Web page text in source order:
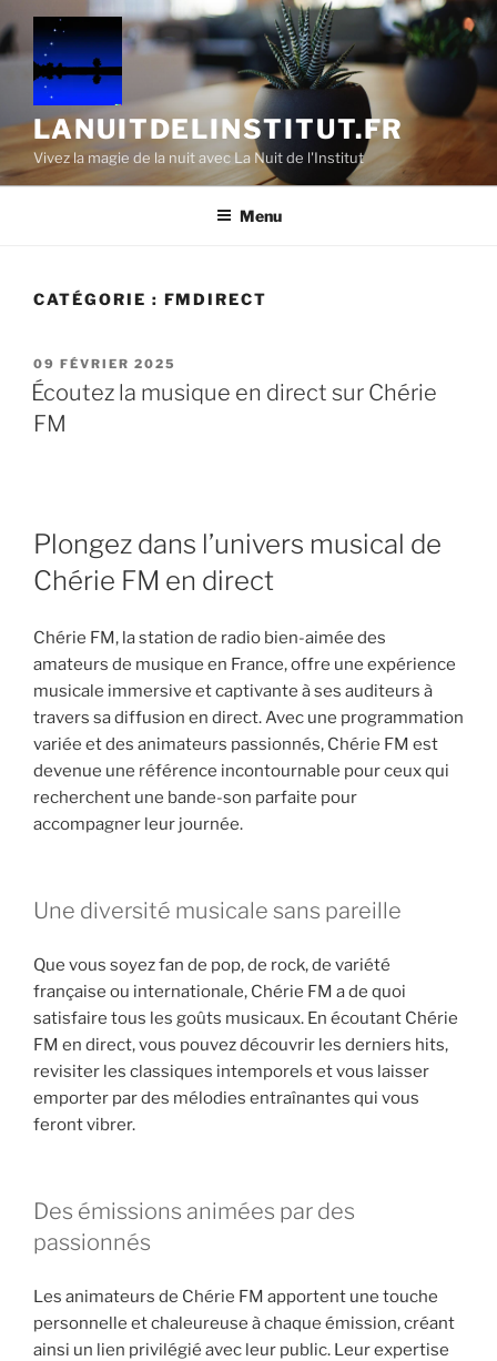
Aller
au
contenu
principal
LANUITDELINSTITUT.FR
Vivez la magie de la nuit avec La Nuit de l'Institut
Menu
CATÉGORIE : FMDIRECT
PUBLIÉ
LE
09 FÉVRIER 2025
Écoutez la musique en direct sur Chérie
FM
Plongez dans l’univers musical de
Chérie FM en direct
Chérie FM, la station de radio bien-aimée des
amateurs de musique en France, offre une expérience
musicale immersive et captivante à ses auditeurs à
travers sa diffusion en direct. Avec une programmation
variée et des animateurs passionnés, Chérie FM est
devenue une référence incontournable pour ceux qui
recherchent une bande-son parfaite pour
accompagner leur journée.
Une diversité musicale sans pareille
Que vous soyez fan de pop, de rock, de variété
française ou internationale, Chérie FM a de quoi
satisfaire tous les goûts musicaux. En écoutant Chérie
FM en direct, vous pouvez découvrir les derniers hits,
revisiter les classiques intemporels et vous laisser
emporter par des mélodies entraînantes qui vous
feront vibrer.
Des émissions animées par des
passionnés
Les animateurs de Chérie FM apportent une touche
personnelle et chaleureuse à chaque émission, créant
ainsi un lien privilégié avec leur public. Leur expertise